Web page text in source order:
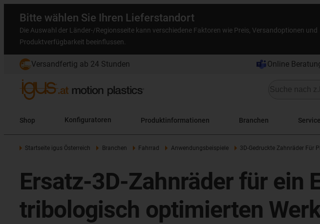
Bitte wählen Sie Ihren Lieferstandort
Die Auswahl der Länder-/Regionsseite kann verschiedene Faktoren wie Preis, Versandoptionen und
Produktverfügbarkeit beeinflussen.
Versandfertig ab 24 Stunden Online
Shop Konfiguratoren Produktinformationen Branchen
Startseite igus Österreich Branchen Fahrrad Anwendungsbeispiele 3D-Gedruckte Zahnräder Für
Ersatz-3D-Zahnräder für ein
tribologisch optimierten